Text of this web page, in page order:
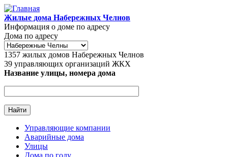
Перейти к основному содержанию
Жилые дома Набережных Челнов
Информация о доме по адресу
Дома по адресу
1357 жилых домов Набережных Челнов
39 управляющих организаций ЖКХ
Название улицы, номера дома
Главное меню
Управляющие компании
Аварийные дома
Улицы
Дома по году